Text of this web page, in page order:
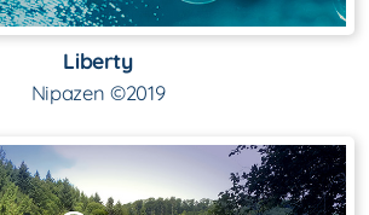
Liberty
Nipazen ©2019